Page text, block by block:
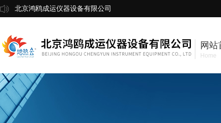
北京鸿鸥成运仪器设备有限公司
网站
Home